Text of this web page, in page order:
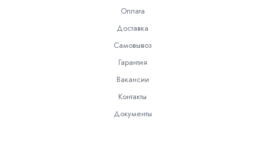
Оплата
Доставка
Самовывоз
Гарантия
Вакансии
Контакты
Документы